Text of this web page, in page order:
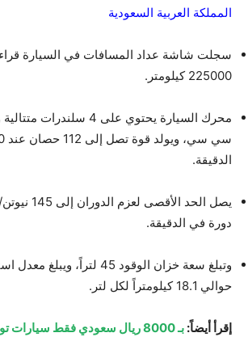
المملكة العربية السعودية
سجلت شاشة عداد المسافات في السيارة
225000 كيلومتر.
الدقيقة.
دورة في الدقيقة.
وتبلغ سعة خزان الوقود 45 لتراً،
حوالي 18.1 كيلومتراً لكل لتر.
إقرأ أيضاً:
بـ 8000 ريال سعودي فقط سيارات